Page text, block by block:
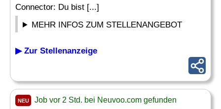
Connector: Du bist [...]
MEHR INFOS ZUM STELLENANGEBOT
▶ Zur Stellenanzeige
NEU Job vor 2 Std. bei Neuvoo.com gefunden